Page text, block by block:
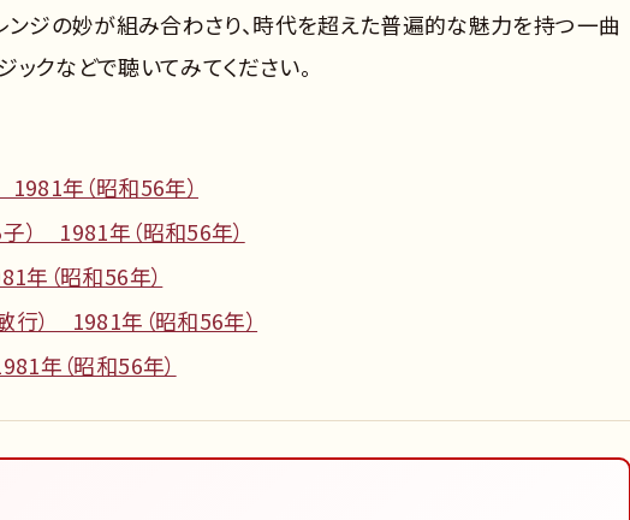
ンジの妙が組み合わさり、時代を超えた普遍的な魅力を持つ一曲
ックなどで聴いてみてください。
年（昭和56年）
） 1981年（昭和56年）
年（昭和56年）
行） 1981年（昭和56年）
年（昭和56年）